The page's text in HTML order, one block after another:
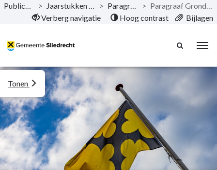
Naar hoofdinhoud
Publicaties > Jaarstukken 2024 > Paragrafen >
Paragraaf Grondbeleid
Verberg navigatie
Hoog contrast Bijlagen
Tonen